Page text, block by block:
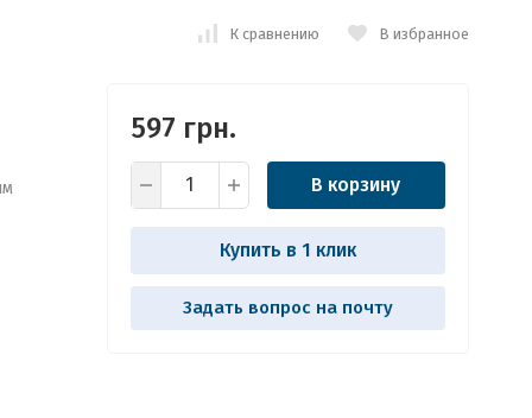
К сравнению В избранное
597 грн.
В корзину
Купить в 1 клик
Задать вопрос на почту